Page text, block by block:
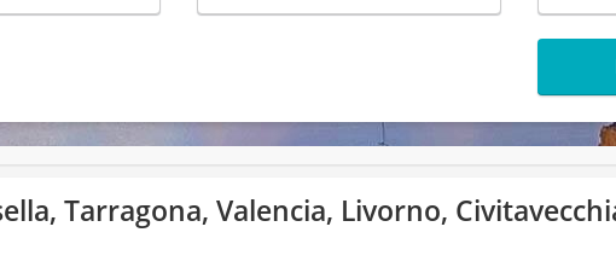
Tarragona, Valencia, Livorno,